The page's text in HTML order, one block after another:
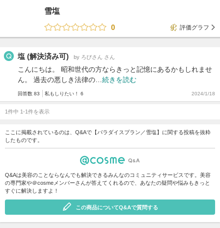
雪塩
0
評価グラフ
塩 (解決済み可) by ろびさん さん
こんにちは。 昭和世代の方ならきっと記憶にあるかもしれませ
ん。 過去の悪しき法律の… 続きを読む
回答数 83 私もしりたい！ 6 2024/1/18
1件中 1-1件を表示
ここに掲載されているのは、Q&Aで【パラダイスプラン／雪塩】に関する投稿を抜粋
したものです。
Q&Aは美容のことならなんでも解決できるみんなのコミュニティサービスです。美容
の専門家や＠cosmeメンバーさんが答えてくれるので、あなたの疑問や悩みもきっと
すぐに解決しますよ！
この商品についてQ&Aで質問する